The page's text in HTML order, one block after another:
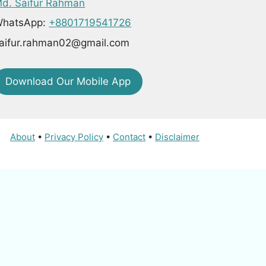
Saifur Rahman
+8801719541726
Download Our Mobile App
About • Privacy Policy • Contact • Disclaimer